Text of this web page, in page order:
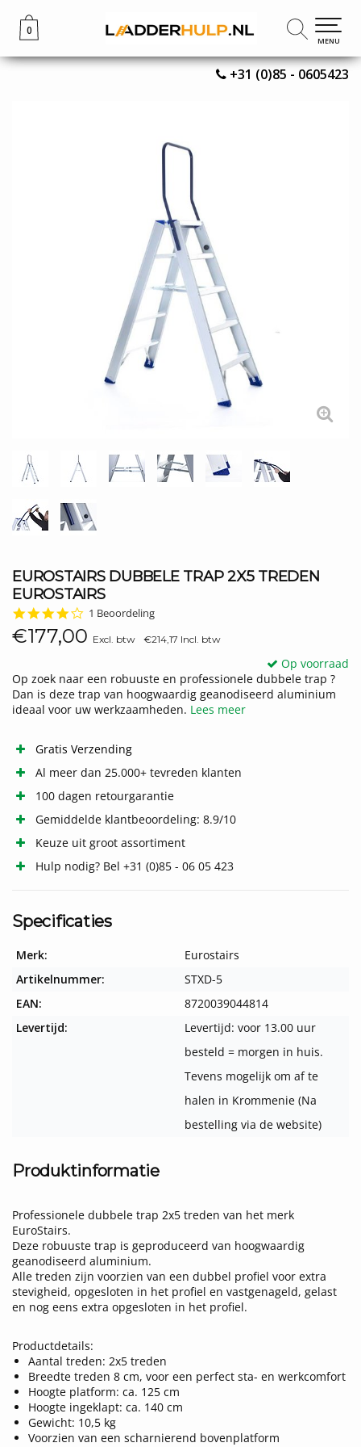
+31 (0)85 - 0605423
0
MENU
0
MENU
EUROSTAIRS DUBBELE TRAP 2X5 TREDEN
EUROSTAIRS
4.0
rating
1 Beoordeling
€177,00 Excl. btw €214,17 Incl. btw
Op voorraad
Op zoek naar een robuuste en professionele dubbele trap ?
Dan is deze trap van hoogwaardig geanodiseerd aluminium
ideaal voor uw werkzaamheden. Lees meer
Gratis Verzending
Al meer dan 25.000+ tevreden klanten
100 dagen retourgarantie
Gemiddelde klantbeoordeling: 8.9/10
Keuze uit groot assortiment
Hulp nodig? Bel +31 (0)85 - 06 05 423
Specificaties
Merk:
Eurostairs
Artikelnummer:
STXD-5
EAN:
8720039044814
Levertijd:
Levertijd: voor 13.00 uur
besteld = morgen in huis.
Tevens mogelijk om af te
halen in Krommenie (Na
bestelling via de website)
Produktinformatie
Professionele dubbele trap 2x5 treden van het merk
EuroStairs.
Deze robuuste trap is geproduceerd van hoogwaardig
geanodiseerd aluminium.
Alle treden zijn voorzien van een dubbel profiel voor extra
stevigheid, opgesloten in het profiel en vastgenageld, gelast
en nog eens extra opgesloten in het profiel.
Productdetails:
Aantal treden: 2x5 treden
Breedte treden 8 cm, voor een perfect sta- en werkcomfort
Hoogte platform: ca. 125 cm
Hoogte ingeklapt: ca. 140 cm
Gewicht: 10,5 kg
Voorzien van een scharnierend bovenplatform